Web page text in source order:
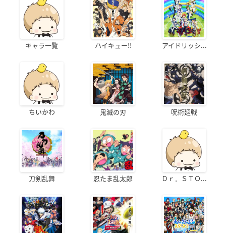
キャラ一覧 ハイキュー!! アイドリッシ...
ちいかわ 鬼滅の刃 呪術廻戦
刀剣乱舞 忍たま乱太郎 Ｄｒ．ＳＴＯ...